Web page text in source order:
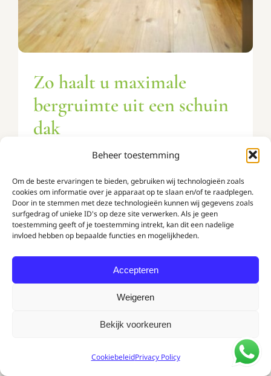
Beheer toestemming
Om de beste ervaringen te bieden, gebruiken wij technologieën zoals
cookies om informatie over je apparaat op te slaan en/of te raadplegen.
Door in te stemmen met deze technologieën kunnen wij gegevens zoals
surfgedrag of unieke ID's op deze site verwerken. Als je geen
toestemming geeft of je toestemming intrekt, kan dit een nadelige
invloed hebben op bepaalde functies en mogelijkheden.
Accepteren
Weigeren
Bekijk voorkeuren
CookiebeleidPrivacy Policy
Zo haalt u maximale
bergruimte uit een schuin
dak
Onder een schuin dak valt juist veel
opbergruimte te winnen. Zo benut je
die verloren hoek volledig met een
kast op maat.